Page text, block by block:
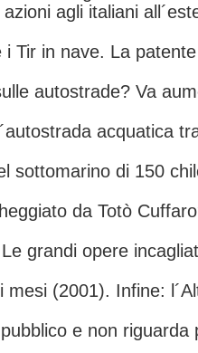
agli italiani
i Tir in nave. La
autostrade? Va
acquatica
sottomarino di 150
da Totò
grandi opere
(2001). Infine:
e non riguarda